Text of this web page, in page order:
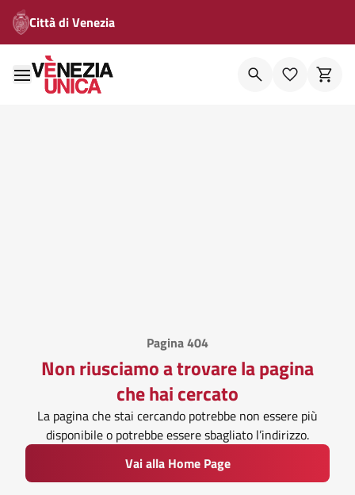
Città di Venezia
Pagina 404
Non riusciamo a trovare la pagina
che hai cercato
La pagina che stai cercando potrebbe non essere più
disponibile o potrebbe essere sbagliato l’indirizzo.
Vai alla Home Page